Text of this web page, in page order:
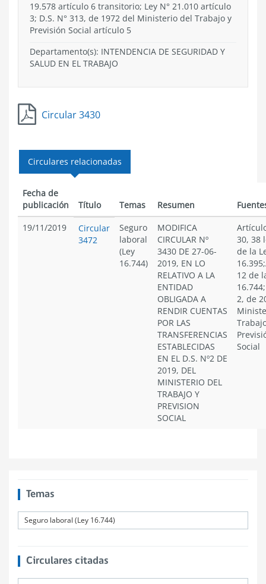
19.578 artículo 6 transitorio; Ley N° 21.010 artículo
3; D.S. N° 313, de 1972 del Ministerio del Trabajo y
Previsión Social artículo 5
Departamento(s): INTENDENCIA DE SEGURIDAD Y
SALUD EN EL TRABAJO
Circular 3430
Circulares relacionadas
Fecha de
publicación
Título Temas Resumen
19/11/2019
Circular
3472
Seguro
laboral
(Ley
16.744)
MODIFICA
CIRCULAR Nº
3430 DE 27-06-
2019, EN LO
RELATIVO A LA
ENTIDAD
OBLIGADA A
RENDIR CUENTAS
POR LAS
TRANSFERENCIAS
ESTABLECIDAS
EN EL D.S. Nº2 DE
2019, DEL
MINISTERIO DEL
TRABAJO Y
PREVISION
SOCIAL
30, 38
de la
12 de
2, de
Social
Temas
Seguro laboral (Ley 16.744)
Circulares citadas